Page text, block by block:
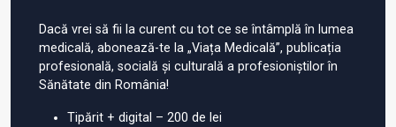
Dacă vrei să fii la curent cu tot ce se întâmplă în lumea
medicală, abonează-te la „Viața Medicală”, publicația
profesională, socială și culturală a profesioniștilor în
Sănătate din România!
Tipărit + digital – 200 de lei